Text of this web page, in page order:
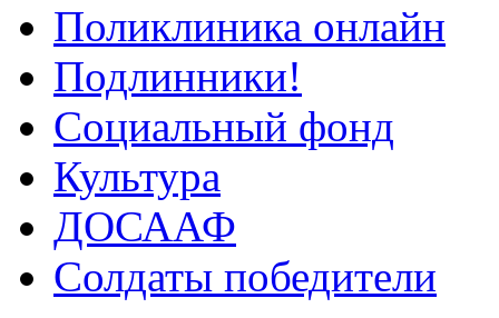
Поликлиника онлайн
Подлинники!
Социальный фонд
Культура
ДОСААФ
Солдаты победители